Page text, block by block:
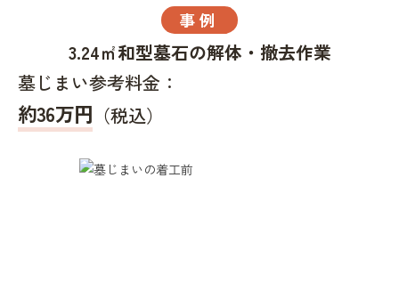
事例
3.24㎡和型墓石の解体・撤去作業
墓じまい参考料金：
約36万円 （税込）